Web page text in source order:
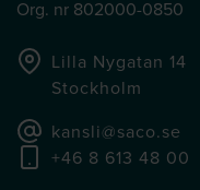
Org. nr 802000-0850
Lilla Nygatan 14
Stockholm
kansli@saco.se
+46 8 613 48 00